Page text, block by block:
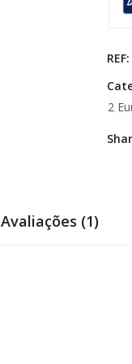
REF:
2
Avaliações (1)